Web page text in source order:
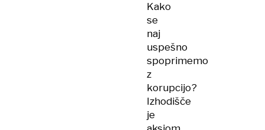
Kako
se
naj
uspešno
spoprimemo
z
korupcijo?
Izhodišče
je